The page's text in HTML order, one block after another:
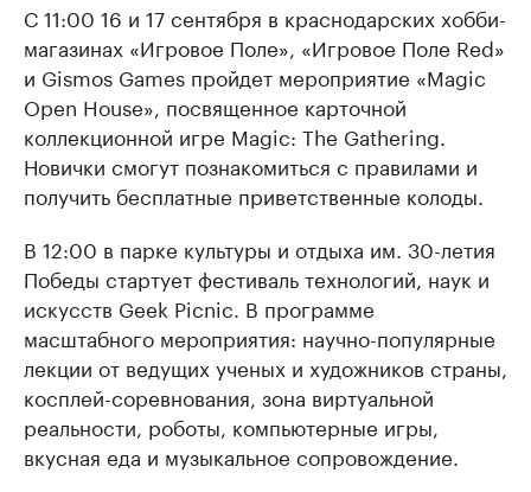
С 11:00 16 и 17 сентября в краснодарских хобби-
магазинах «Игровое Поле», «Игровое Поле Red»
и Gismos Games пройдет мероприятие «Magic
Open House», посвященное карточной
коллекционной игре Magic: The Gathering.
Новички смогут познакомиться с правилами и
получить бесплатные приветственные колоды.
В 12:00 в парке культуры и отдыха им. 30-летия
Победы стартует фестиваль технологий, наук и
искусств Geek Picnic. В программе
масштабного мероприятия: научно-популярные
лекции от ведущих ученых и художников страны,
косплей-соревнования, зона виртуальной
реальности, роботы, компьютерные игры,
вкусная еда и музыкальное сопровождение.